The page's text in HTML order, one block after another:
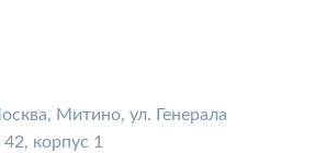
Митино, ул. Генерала
корпус 1